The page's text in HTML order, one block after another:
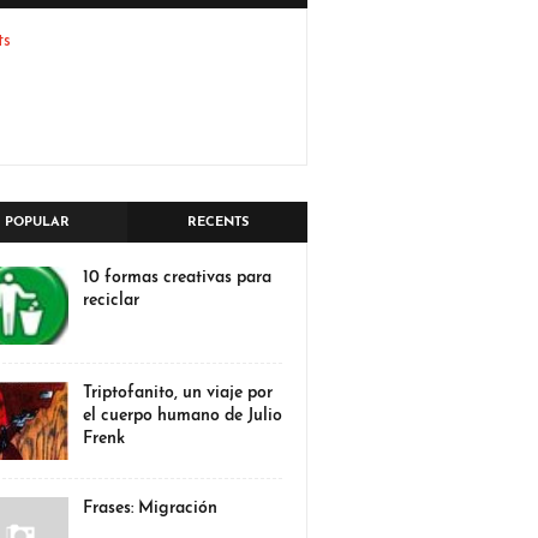
POPULAR RECENTS
10 formas creativas para
reciclar
Triptofanito, un viaje por
el cuerpo humano de Julio
Frenk
Frases: Migración